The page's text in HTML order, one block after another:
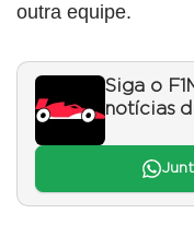
outra equipe.
Siga o
notícias